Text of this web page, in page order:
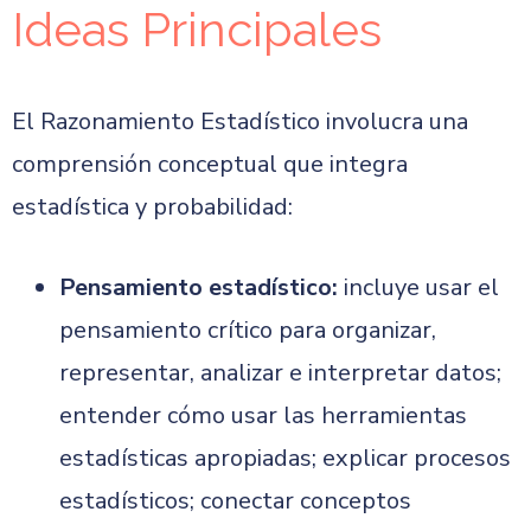
Ideas Principales
El Razonamiento Estadístico involucra una
comprensión conceptual que integra
estadística y probabilidad:
Pensamiento estadístico: incluye usar el
pensamiento crítico para organizar,
representar, analizar e interpretar datos;
entender cómo usar las herramientas
estadísticas apropiadas; explicar procesos
estadísticos; conectar conceptos